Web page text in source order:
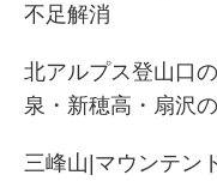
不足解消
北アルプス登山口
泉・新穂高・扇沢
三峰山|マウンテン